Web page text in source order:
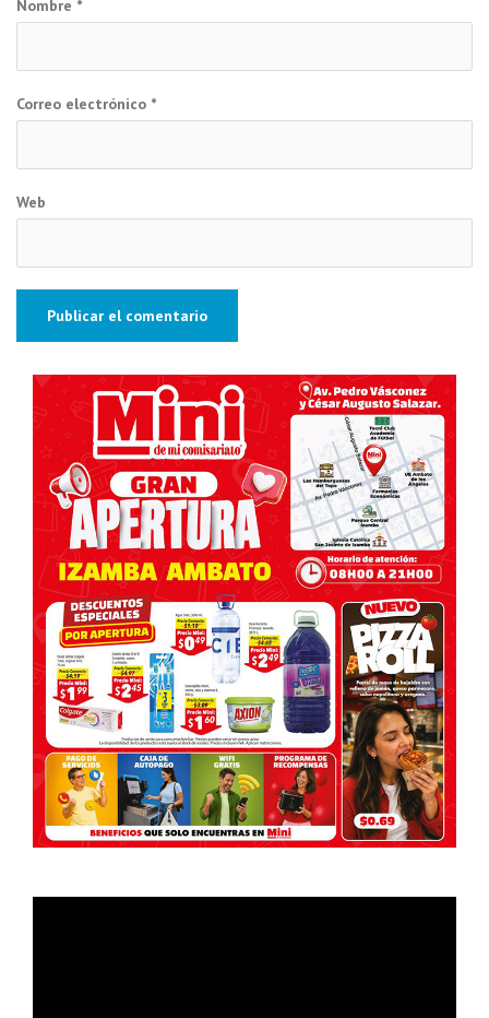
Nombre *
Correo electrónico *
Web